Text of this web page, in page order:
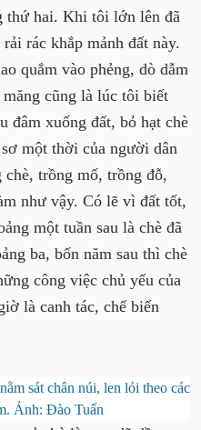
thứ hai. Khi tôi lớn lên đã
rác khắp mảnh đất này.
quắm vào phẻng, dò dẫm
cũng là lúc tôi biết
đâm xuống đất, bỏ hạt chè
một thời của người dân
trồng mố, trồng đỗ,
như vậy. Có lẽ vì đất tốt,
một tuần sau là chè đã
ba, bốn năm sau thì chè
công việc chủ yếu của
là canh tác, chế biến
sát chân núi, len lỏi theo các
Ảnh: Đào Tuấn